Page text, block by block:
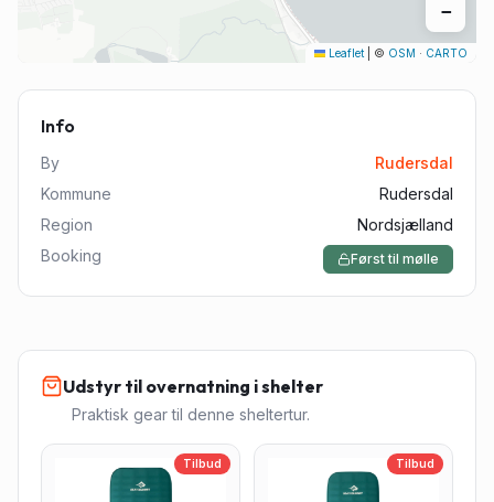
−
Leaflet © OSM · CARTO
Info
By
Rudersdal
Kommune
Rudersdal
Region
Nordsjælland
Booking
Først til mølle
Udstyr til overnatning i shelter
Praktisk gear til denne sheltertur.
Tilbud Tilbud